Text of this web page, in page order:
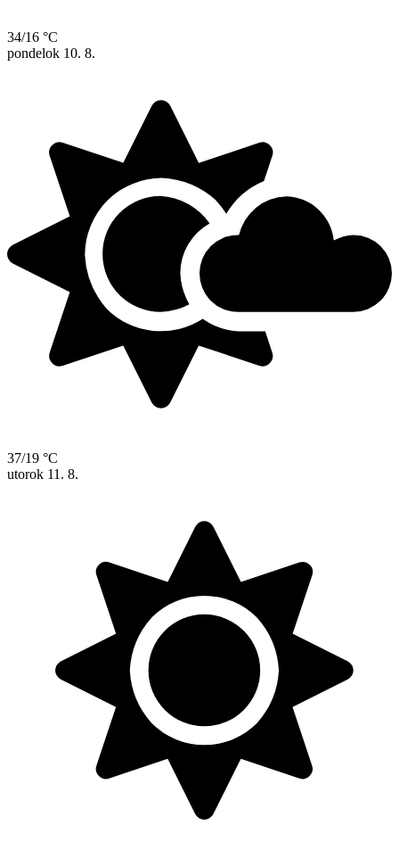
34/16 °C
pondelok 10. 8.
37/19 °C
utorok 11. 8.